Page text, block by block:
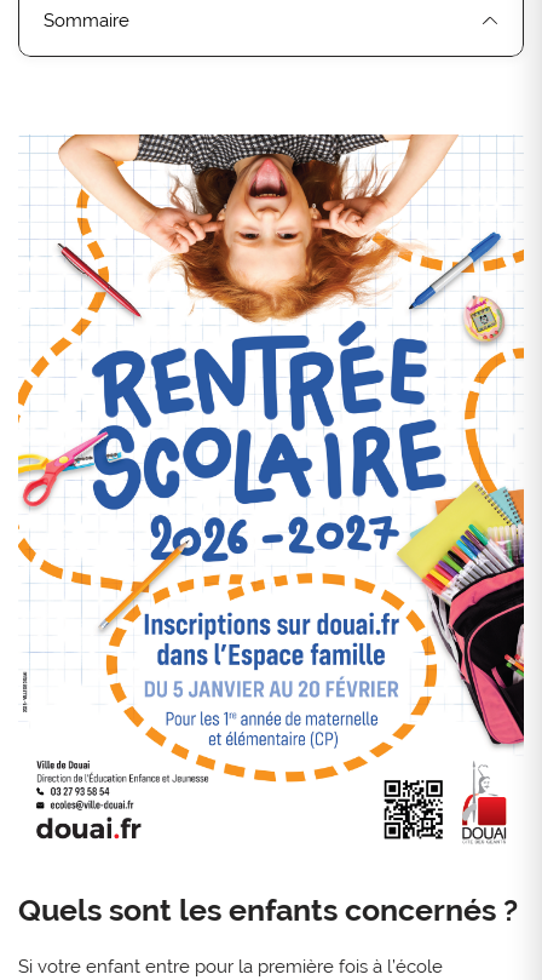
Sommaire
Quels sont les enfants concernés ?
Si votre enfant entre pour la première fois à l’école